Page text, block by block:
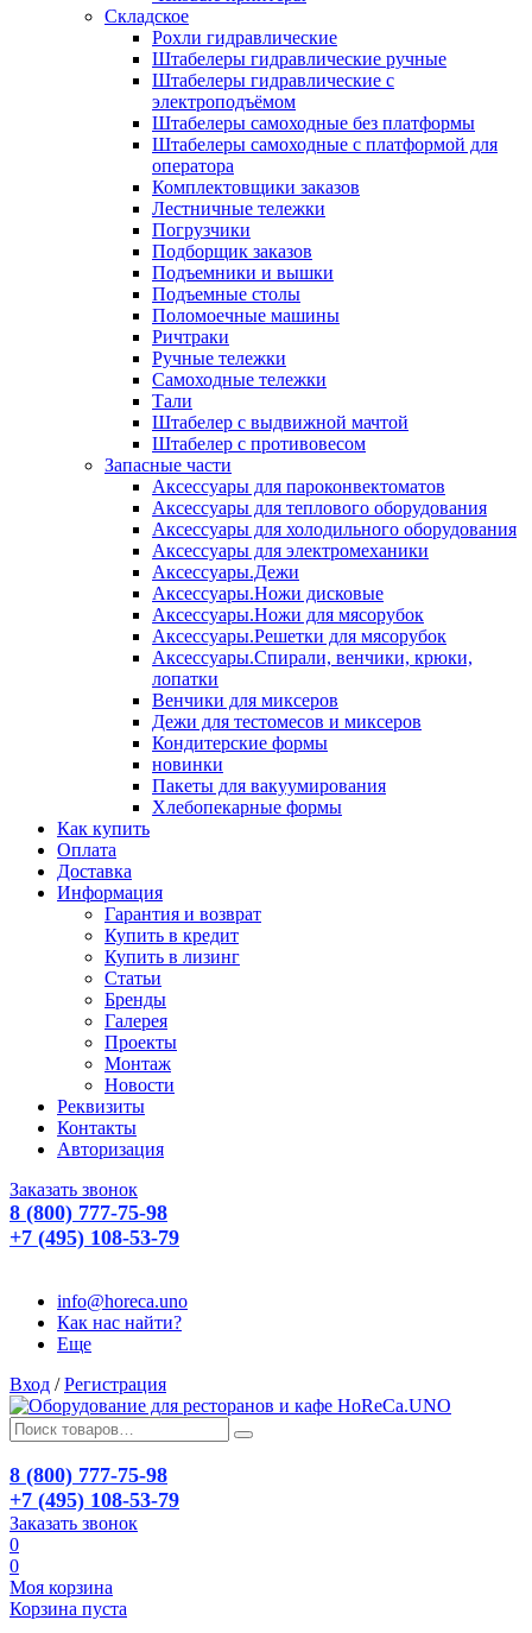
Складское
Рохли гидравлические
Штабелеры гидравлические ручные
Штабелеры гидравлические с
электроподъёмом
Штабелеры самоходные без платформы
Штабелеры самоходные с платформой для
оператора
Комплектовщики заказов
Лестничные тележки
Погрузчики
Подборщик заказов
Подъемники и вышки
Подъемные столы
Поломоечные машины
Ричтраки
Ручные тележки
Самоходные тележки
Тали
Штабелер с выдвижной мачтой
Штабелер с противовесом
Запасные части
Аксессуары для пароконвектоматов
Аксессуары для теплового оборудования
Аксессуары для холодильного оборудования
Аксессуары для электромеханики
Аксессуары.Дежи
Аксессуары.Ножи дисковые
Аксессуары.Ножи для мясорубок
Аксессуары.Решетки для мясорубок
Аксессуары.Спирали, венчики, крюки,
лопатки
Венчики для миксеров
Дежи для тестомесов и миксеров
Кондитерские формы
новинки
Пакеты для вакуумирования
Хлебопекарные формы
Как купить
Оплата
Доставка
Информация
Гарантия и возврат
Купить в кредит
Купить в лизинг
Статьи
Бренды
Галерея
Проекты
Монтаж
Новости
Реквизиты
Контакты
Авторизация
Заказать звонок
8 (800) 777-75-98
+7 (495) 108-53-79
info@horeca.uno
Как нас найти?
Еще
Вход / Регистрация
8 (800) 777-75-98
+7 (495) 108-53-79
Заказать звонок
0
0
Моя корзина
Корзина пуста